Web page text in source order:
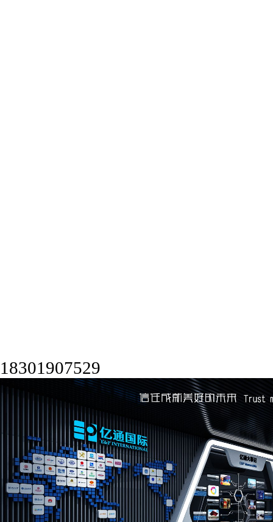
18301907529